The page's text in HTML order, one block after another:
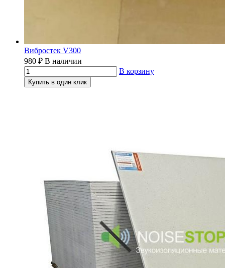
Вибростек V300
980 ₽ В наличии
В корзину
Купить в один клик